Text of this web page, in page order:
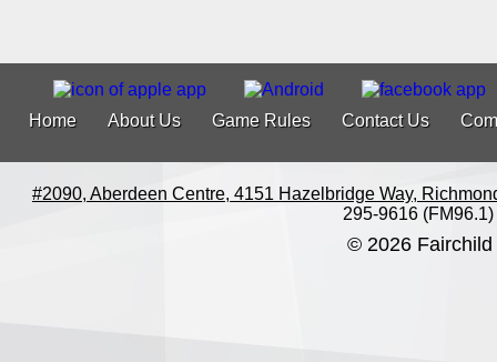
Home About Us Game Rules Contact Us
#2090, Aberdeen Centre, 4151 Hazelbridge Way,
295-9616 (FM96.1)
© 2026 Fairchild